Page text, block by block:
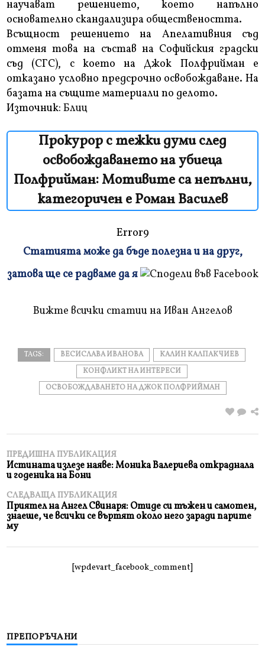
научават решението, което напълно
основателно скандализира обществеността.
Всъщност решението на Апелативния съд
отменя това на състав на Софийския градски
съд (СГС), с което на Джок Полфрийман е
отказано условно предсрочно освобождаване. На
базата на същите материали по делото.
Източник: Блиц
Прокурор с тежки думи след
освобождаването на убиеца
Полфрийман: Мотивите са непълни,
категоричен е Роман Василев
Error9
и
Статията може да бъде полезна и на друг,
затова ще се радваме да я
Вижте всички статии на Иван Ангелов
TAGS: ВЕСИСЛАВА ИВАНОВА
КАЛИН КАЛПАКЧИЕВ
КОНФЛИКТ НА ИНТЕРЕСИ
ОСВОБОЖДАВАНЕТО НА ДЖОК ПОЛФРИЙМАН
ПРЕДИШНА ПУБЛИКАЦИЯ
Истината излезе наяве: Моника Валериева откраднала
и годеника на Бони
СЛЕДВАЩА ПУБЛИКАЦИЯ
Приятел на Ангел Свинаря: Отиде си тъжен и самотен,
знаеше, че всички се въртят около него заради парите
му
[wpdevart_facebook_comment]
ПРЕПОРЪЧАНИ